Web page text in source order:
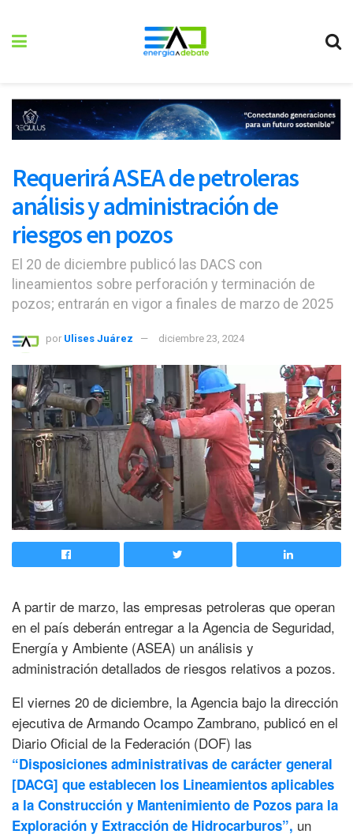
Requerirá ASEA de petroleras
análisis y administración de
riesgos en pozos
El 20 de diciembre publicó las DACS con
lineamientos sobre perforación y terminación de
pozos; entrarán en vigor a finales de marzo de 2025
por Ulises Juárez diciembre 23, 2024
A partir de marzo, las empresas petroleras que operan
en el país deberán entregar a la Agencia de Seguridad,
Energía y Ambiente (ASEA) un análisis y
administración detallados de riesgos relativos a pozos.
El viernes 20 de diciembre, la Agencia bajo la dirección
ejecutiva de Armando Ocampo Zambrano, publicó en el
Diario Oficial de la Federación (DOF) las
“Disposiciones administrativas de carácter general
[DACG] que establecen los Lineamientos aplicables
a la Construcción y Mantenimiento de Pozos para la
Exploración y Extracción de Hidrocarburos”, un